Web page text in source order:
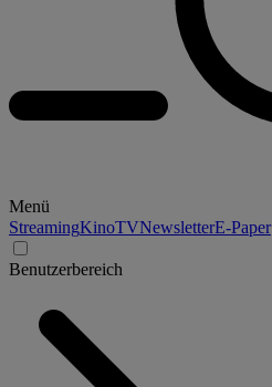
Menü
StreamingKinoTVNewsletterE-Paper
Benutzerbereich